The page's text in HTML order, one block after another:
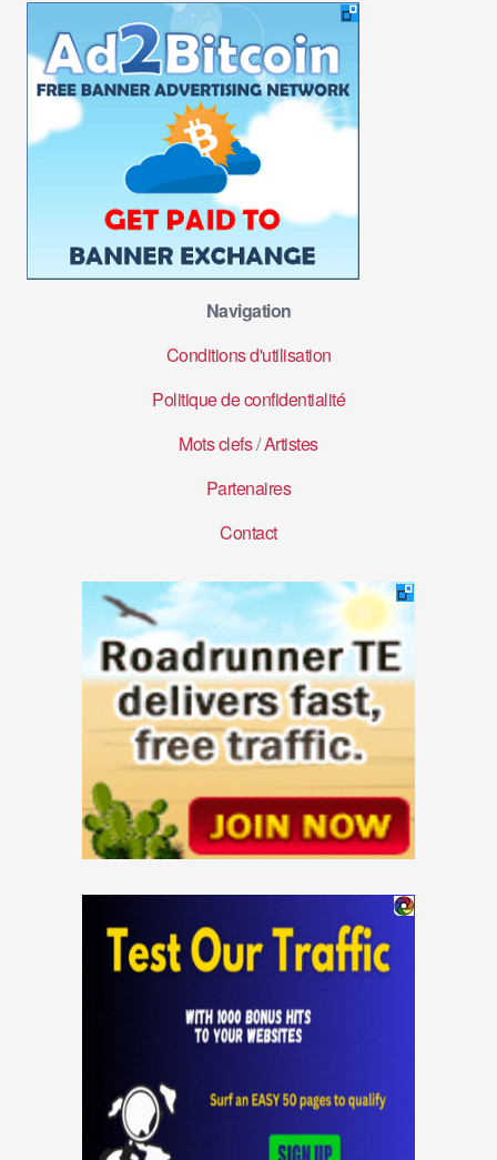
Navigation
Conditions d'utilisation
Politique de confidentialité
Mots clefs/Artistes
Partenaires
Contact